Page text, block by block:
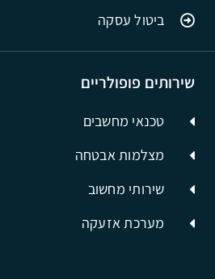
שירותים פופולריים
טכנאי מחשבים
מצלמות אבטחה
שירותי מחשוב
מערכת אזעקה
ביטול עסקה